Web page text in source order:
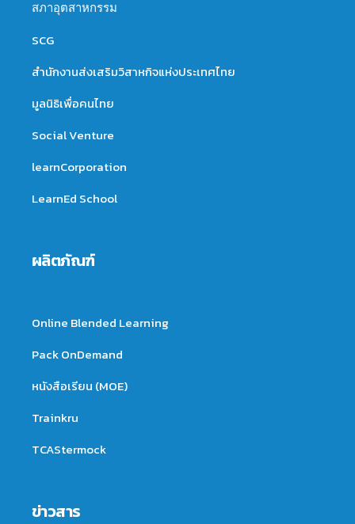
สภาอุตสาหกรรม
SCG
สำนักงานส่งเสริมวิสาหกิจแห่งประเทศไทย
มูลนิธิเพื่อคนไทย
Social Venture
learnCorporation
LearnEd School
ผลิตภัณฑ์
Online Blended Learning
Pack OnDemand
หนังสือเรียน (MOE)
Trainkru
TCAStermock
ข่าวสาร